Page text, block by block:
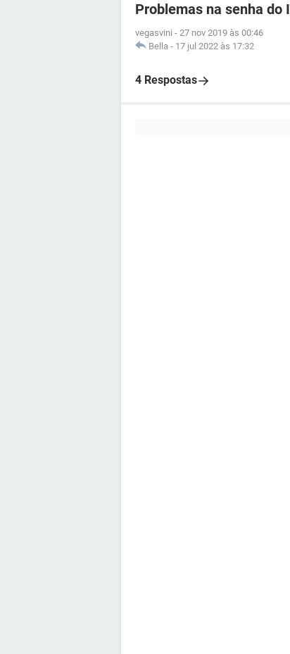
Problemas na senha do
vegasvini - 27 nov 2019 às 00:46
Bella - 17 jul 2022 às 17:32
4 Respostas